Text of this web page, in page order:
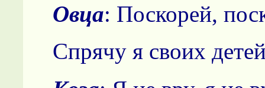
Овца: Поскорей,
Спрячу я своих